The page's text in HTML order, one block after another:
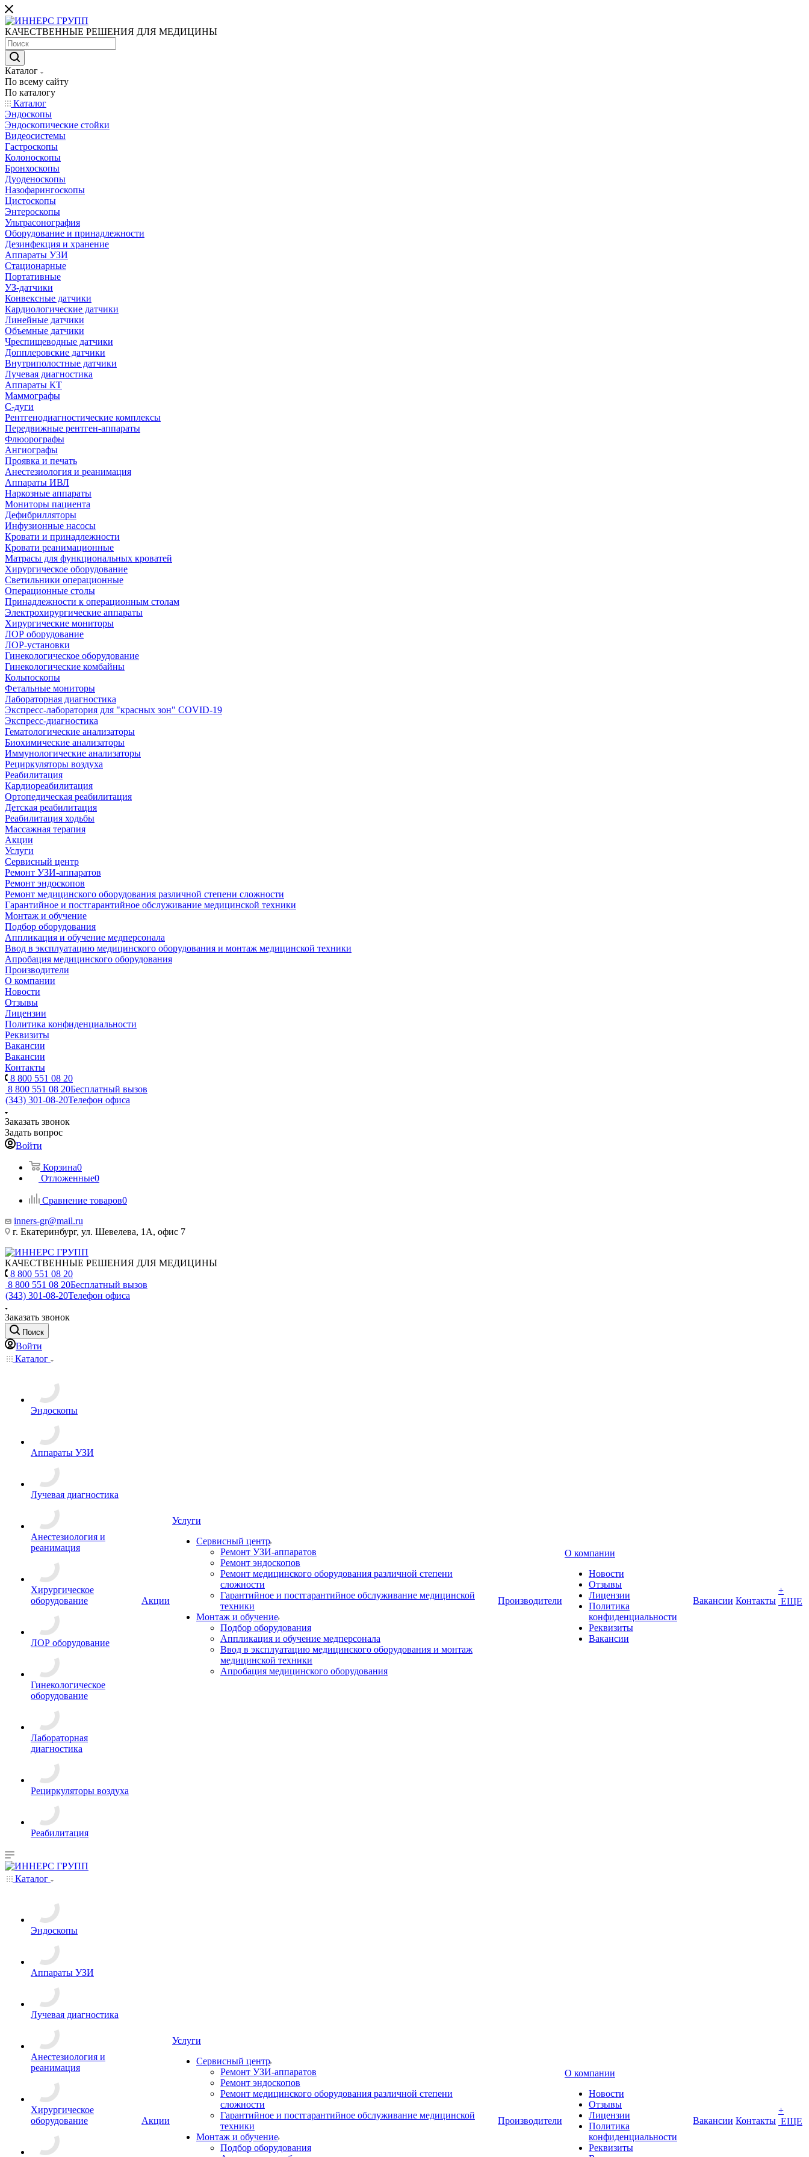
КАЧЕСТВЕННЫЕ РЕШЕНИЯ ДЛЯ МЕДИЦИНЫ
Каталог
По всему сайту
По каталогу
Каталог
Эндоскопы
Эндоскопические стойки
Видеосистемы
Гастроскопы
Колоноскопы
Бронхоскопы
Дуоденоскопы
Назофарингоскопы
Цистоскопы
Энтероскопы
Ультрасонография
Оборудование и принадлежности
Дезинфекция и хранение
Аппараты УЗИ
Стационарные
Портативные
УЗ-датчики
Конвексные датчики
Кардиологические датчики
Линейные датчики
Объемные датчики
Чреспищеводные датчики
Допплеровские датчики
Внутриполостные датчики
Лучевая диагностика
Аппараты КТ
Маммографы
С-дуги
Рентгенодиагностические комплексы
Передвижные рентген-аппараты
Флюорографы
Ангиографы
Проявка и печать
Анестезиология и реанимация
Аппараты ИВЛ
Наркозные аппараты
Мониторы пациента
Дефибрилляторы
Инфузионные насосы
Кровати и принадлежности
Кровати реанимационные
Матрасы для функциональных кроватей
Хирургическое оборудование
Светильники операционные
Операционные столы
Принадлежности к операционным столам
Электрохирургические аппараты
Хирургические мониторы
ЛОР оборудование
ЛОР-установки
Гинекологическое оборудование
Гинекологические комбайны
Кольпоскопы
Фетальные мониторы
Лабораторная диагностика
Экспресс-лаборатория для "красных зон" COVID-19
Экспресс-диагностика
Гематологические анализаторы
Биохимические анализаторы
Иммунологические анализаторы
Рециркуляторы воздуха
Реабилитация
Кардиореабилитация
Ортопедическая реабилитация
Детская реабилитация
Реабилитация ходьбы
Массажная терапия
Акции
Услуги
Сервисный центр
Ремонт УЗИ-аппаратов
Ремонт эндоскопов
Ремонт медицинского оборудования различной степени сложности
Гарантийное и постгарантийное обслуживание медицинской техники
Монтаж и обучение
Подбор оборудования
Аппликация и обучение медперсонала
Ввод в эксплуатацию медицинского оборудования и монтаж медицинской техники
Апробация медицинского оборудования
Производители
О компании
Новости
Отзывы
Лицензии
Политика конфиденциальности
Реквизиты
Вакансии
Вакансии
Контакты
8 800 551 08 20
8 800 551 08 20Бесплатный вызов
(343) 301-08-20Телефон офиса
Заказать звонок
Задать вопрос
Войти
Корзина0
Отложенные0
Сравнение товаров0
inners-gr@mail.ru
г. Екатеринбург, ул. Шевелева, 1А, офис 7
КАЧЕСТВЕННЫЕ РЕШЕНИЯ ДЛЯ МЕДИЦИНЫ
8 800 551 08 20
8 800 551 08 20Бесплатный вызов
(343) 301-08-20Телефон офиса
Заказать звонок
Поиск
Войти
Каталог
Эндоскопы
Аппараты УЗИ
Лучевая диагностика
Анестезиология и
реанимация
Хирургическое
оборудование
ЛОР оборудование
Гинекологическое
оборудование
Лабораторная
диагностика
Рециркуляторы воздуха
Реабилитация
Акции
Услуги
Сервисный центр
Ремонт УЗИ-аппаратов
Ремонт эндоскопов
Ремонт медицинского оборудования различной степени
сложности
Гарантийное и постгарантийное обслуживание медицинской
техники
Монтаж и обучение
Подбор оборудования
Аппликация и обучение медперсонала
Ввод в эксплуатацию медицинского оборудования и монтаж
медицинской техники
Апробация медицинского оборудования
Производители
О компании
Новости
Отзывы
Лицензии
Политика
конфиденциальности
Реквизиты
Вакансии
Вакансии Контакты
+
ЕЩЕ
Каталог
Эндоскопы
Аппараты УЗИ
Лучевая диагностика
Анестезиология и
реанимация
Хирургическое
оборудование
Акции
Услуги
Сервисный центр
Ремонт УЗИ-аппаратов
Ремонт эндоскопов
Ремонт медицинского оборудования различной степени
сложности
Гарантийное и постгарантийное обслуживание медицинской
техники
Монтаж и обучение
Подбор оборудования
Производители
О компании
Новости
Отзывы
Лицензии
Политика
конфиденциальности
Реквизиты
Вакансии Контакты
+
ЕЩЕ